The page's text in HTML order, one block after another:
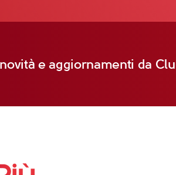
e aggiornamenti da